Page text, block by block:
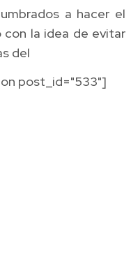
a hacer el
con la idea de evitar
del
post_id="533"]